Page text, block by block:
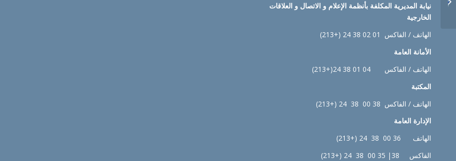
نيابة المديرية المكلفة بأنظمة الإعلام و الاتصال و العلاقات
الخارجية
الهاتف / الفاكس 01 02 38 24 (+213)
الأمانة العامة
الهاتف / الفاكس 04 01 38 24(+213)
المكتبة
الهاتف / الفاكس 38 00 38 24 (+213)
الإدارة العامة
الهاتف 36 00 38 24 (+213)
الفاكس 38| 35 00 38 24 (+213)
للسنة الأولى والثانية، مع